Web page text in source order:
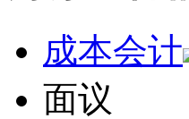
成本会计
面议